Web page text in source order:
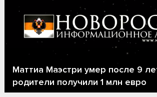
Маттиа Маэстри умер после 9
родители получили 1 млн евро